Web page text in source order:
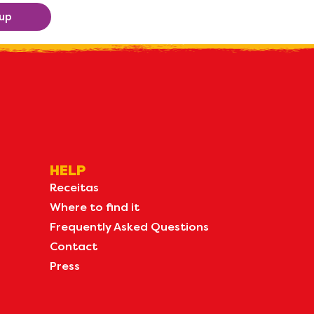
HELP
Receitas
Where to find it
Frequently Asked Questions
Contact
Press